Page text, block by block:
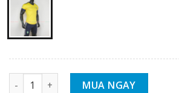
Áo bóng đá tuyển Thụy Điển Euro
MUA NGAY